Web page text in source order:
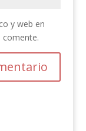
y web en
comente.